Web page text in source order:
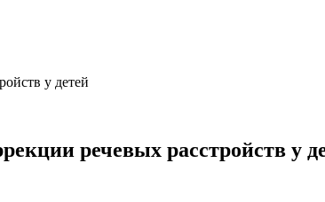
у детей
речевых расстройств у